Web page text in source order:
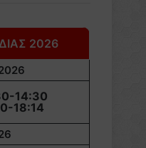
2026
14:30
18:14